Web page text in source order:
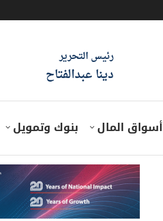
رئيس التحرير
دينا عبدالفتاح
أسواق المال بنوك وتمويل